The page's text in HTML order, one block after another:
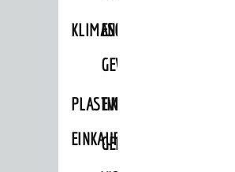
KLIMASCHUTZKOMMISSION
ENERGIEKARAWANE
GEWERBE
PLASTIKTÜTENFREIE
EINKAUFSSTADT
EVENTS
GEMEINSAME